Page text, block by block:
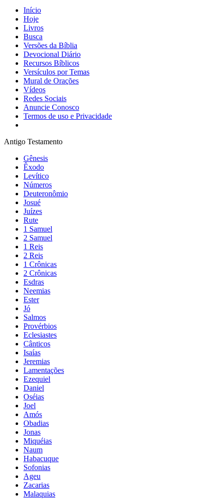
Início
Hoje
Livros
Busca
Versões da Bíblia
Devocional Diário
Recursos Bíblicos
Versículos por Temas
Mural de Orações
Vídeos
Redes Sociais
Anuncie Conosco
Termos de uso e Privacidade
Antigo Testamento
Gênesis
Êxodo
Levítico
Números
Deuteronômio
Josué
Juízes
Rute
1 Samuel
2 Samuel
1 Reis
2 Reis
1 Crônicas
2 Crônicas
Esdras
Neemias
Ester
Jó
Salmos
Provérbios
Eclesiastes
Cânticos
Isaías
Jeremias
Lamentações
Ezequiel
Daniel
Oséias
Joel
Amós
Obadias
Jonas
Miquéias
Naum
Habacuque
Sofonias
Ageu
Zacarias
Malaquias